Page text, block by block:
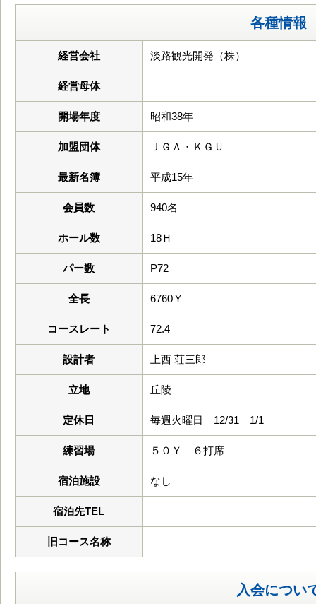
各種情報
経営会社 淡路観光開発（株）
経営母体
開場年度 昭和38年
加盟団体 ＪＧＡ・ＫＧＵ
最新名簿 平成15年
会員数 940名
ホール数 18Ｈ
パー数 P72
全長 6760Ｙ
コースレート 72.4
設計者 上西 荘三郎
立地 丘陵
定休日 毎週火曜日 12/31 1/1
練習場 ５０Ｙ ６打席
宿泊施設 なし
宿泊先TEL
旧コース名称
入会につい